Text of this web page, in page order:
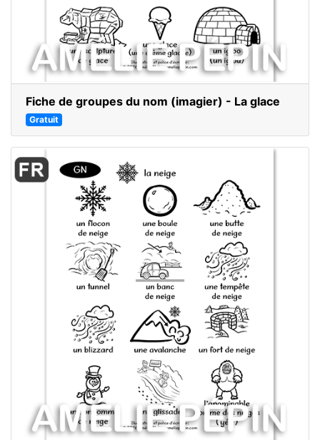
Fiche de groupes du nom (imagier) - La glace
Gratuit